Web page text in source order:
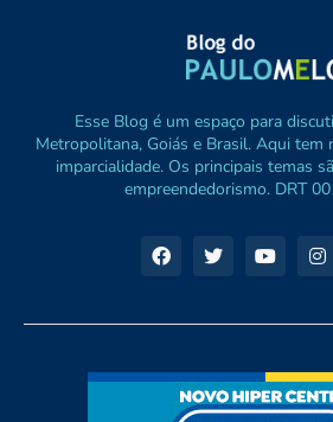
Esse Blog é um espaço para
Metropolitana, Goiás e Brasil. Aqui tem
imparcialidade. Os principais temas
empreendedorismo. DRT